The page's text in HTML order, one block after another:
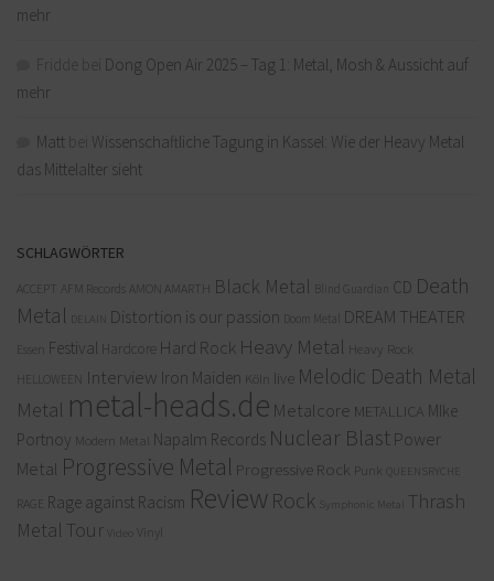
mehr
Dong Open Air 2025 – Tag 1: Metal, Mosh & Aussicht auf
mehr
Matt
Wissenschaftliche Tagung in Kassel: Wie der Heavy Metal
das Mittelalter sieht
SCHLAGWÖRTER
ACCEPT AFM Records AMON AMARTH Black Metal Blind Guardian CD Death
Metal
DELAIN Distortion is our passion Doom Metal DREAM THEATER
Essen Festival Hardcore Hard Rock Heavy Metal Heavy Rock
HELLOWEEN Interview Iron Maiden Köln live Melodic Death Metal
Metal metal-heads.de Metalcore METALLICA MIke
Portnoy Modern Metal Napalm Records Nuclear Blast Power
Metal Progressive Metal Progressive Rock Punk QUEENSRYCHE
RAGE Rage against Racism Review Rock Symphonic Metal
Thrash
Metal Tour Video Vinyl